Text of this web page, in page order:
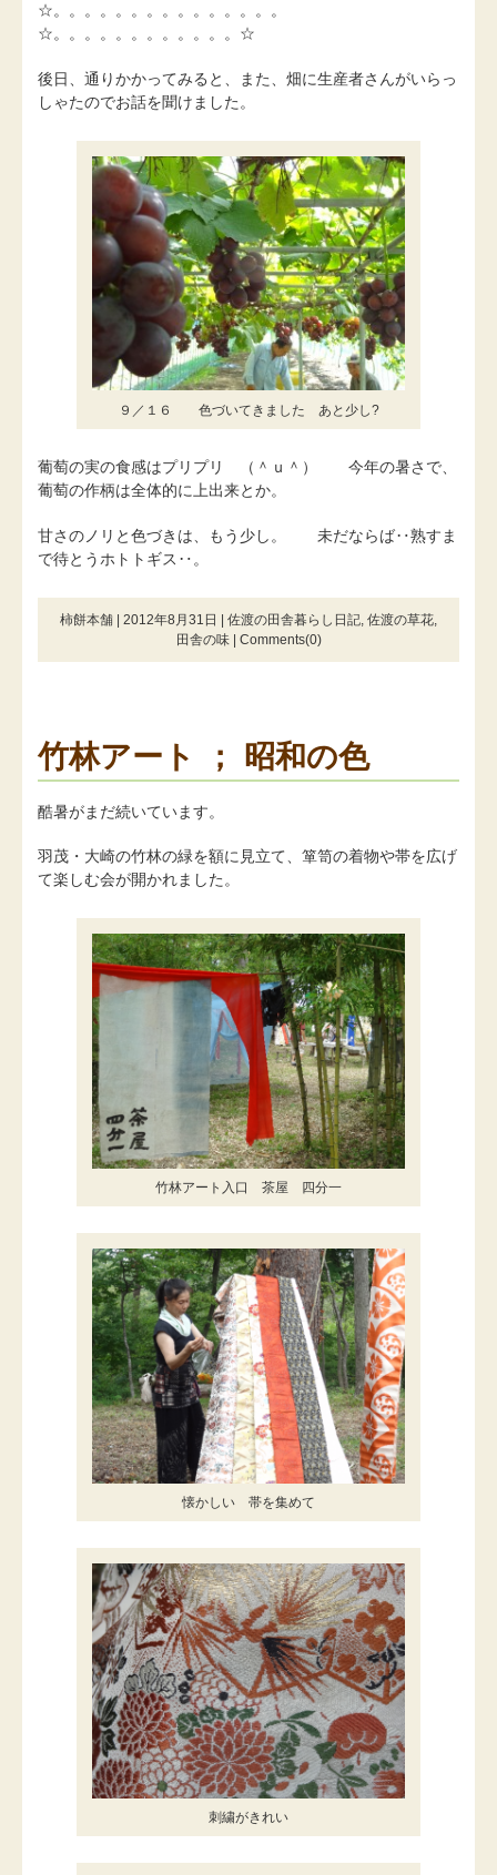
☆。。。。。。。。。。。。。。。
☆。。。。。。。。。。。。☆
後日、通りかかってみると、また、畑に生産者さんがいらっ
しゃたのでお話を聞けました。
９／１６ 色づいてきました あと少し?
葡萄の実の食感はプリプリ （＾ｕ＾） 今年の暑さで、
葡萄の作柄は全体的に上出来とか。
甘さのノリと色づきは、もう少し。 未だならば‥熟すま
で待とうホトトギス‥。
柿餅本舗 | 2012年8月31日 | 佐渡の田舎暮らし日記, 佐渡の草花,
田舎の味| Comments(0)
竹林アート ； 昭和の色
酷暑がまだ続いています。
羽茂・大崎の竹林の緑を額に見立て、箪笥の着物や帯を広げ
て楽しむ会が開かれました。
竹林アート入口 茶屋 四分一
懐かしい 帯を集めて
刺繍がきれい